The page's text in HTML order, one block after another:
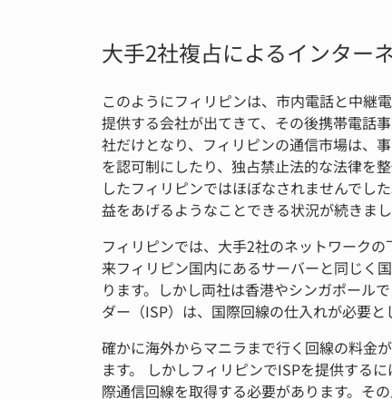
大手2社複占によるインター
このようにフィリピンは、市内電話と中継
提供する会社が出てきて、その後携帯電話
社だけとなり、フィリピンの通信市場は、
を認可制にしたり、独占禁止法的な法律を
したフィリピンではほぼなされませんでし
益をあげるようなことできる状況が続きま
フィリピンでは、大手2社のネットワーク
来フィリピン国内にあるサーバーと同じく
ります。しかし両社は香港やシンガポール
ダー（ISP）は、国際回線の仕入れが必要と
確かに海外からマニラまで行く回線の料金
ます。 しかしフィリピンでISPを提供する
際通信回線を取得する必要があります。そ